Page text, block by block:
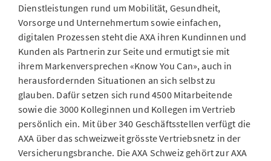
Dienstleistungen rund um Mobilität, Gesundheit,
Vorsorge und Unternehmertum sowie einfachen,
digitalen Prozessen steht die AXA ihren Kundinnen und
Kunden als Partnerin zur Seite und ermutigt sie mit
ihrem Markenversprechen «Know You Can», auch in
herausfordernden Situationen an sich selbst zu
glauben. Dafür setzen sich rund 4500 Mitarbeitende
sowie die 3000 Kolleginnen und Kollegen im Vertrieb
persönlich ein. Mit über 340 Geschäftsstellen verfügt die
AXA über das schweizweit grösste Vertriebsnetz in der
Versicherungsbranche. Die AXA Schweiz gehört zur AXA